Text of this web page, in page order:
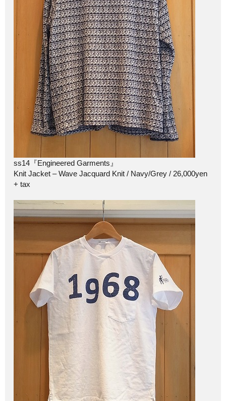
ss14『Engineered Garments』
Knit Jacket – Wave Jacquard Knit / Navy/Grey / 26,000yen
+ tax